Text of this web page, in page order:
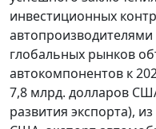
инвестиционных
глобальных рынков
автокомпонентов к
7,8 млрд. долларов
развития экспорта),